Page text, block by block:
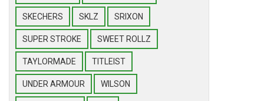
SKECHERS SKLZ SRIXON
SUPER STROKE SWEET ROLLZ
TAYLORMADE TITLEIST
UNDER ARMOUR WILSON